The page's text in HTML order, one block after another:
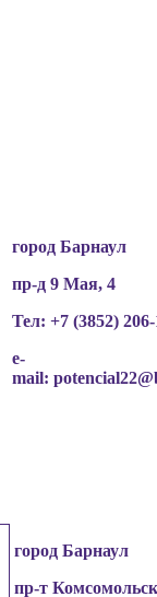
город Барнаул
пр-д 9 Мая, 4
Тел: +7 (3852)
e-
mail:
город Барнаул
пр-т